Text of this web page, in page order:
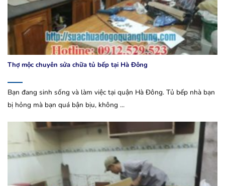
Thợ mộc chuyên sửa chữa tủ bếp tại Hà Đông
Bạn đang sinh sống và làm việc tại quận Hà Đông. Tủ bếp nhà bạn
bị hỏng mà bạn quá bận bịu, không ...